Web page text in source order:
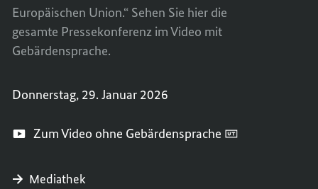
Europäischen Union.“ Sehen Sie hier die
gesamte Pressekonferenz im Video mit
Gebärdensprache.
Donnerstag, 29. Januar 2026
Zum Video ohne Gebärdensprache
Mediathek